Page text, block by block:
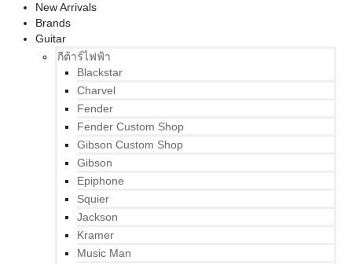
New Arrivals
Brands
Guitar
กีต้าร์ไฟฟ้า
Blackstar
Charvel
Fender
Fender Custom Shop
Gibson Custom Shop
Gibson
Epiphone
Squier
Jackson
Kramer
Music Man